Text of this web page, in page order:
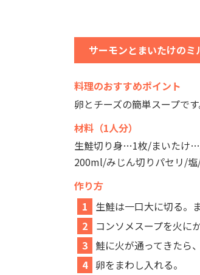
サーモンとまいたけのミ
料理のおすすめポイント
卵とチーズの簡単スープです
材料（1人分）
生鮭切り身…1枚/まいたけ
200ml/みじん切りパセリ/塩
作り方
1
生鮭は一口大に切る。
2
コンソメスープを火に
3 鮭に火が通ってきたら
4 卵をまわし入れる。